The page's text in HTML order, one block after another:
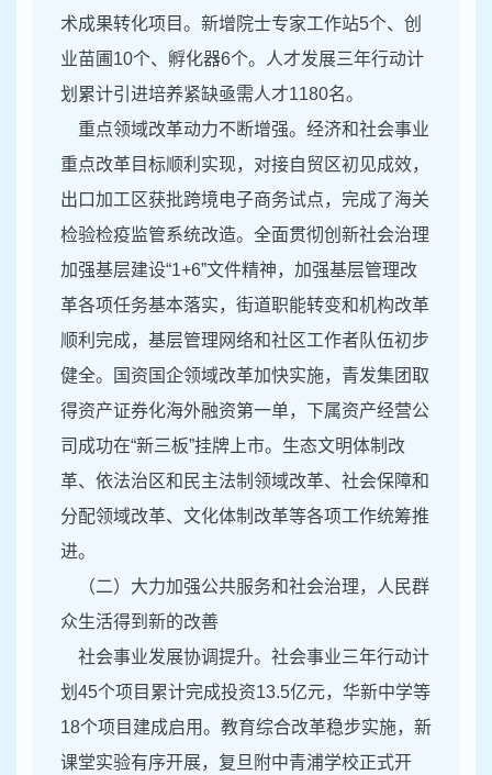
术成果转化项目。新增院士专家工作站5个、创
业苗圃10个、孵化器6个。人才发展三年行动计
划累计引进培养紧缺亟需人才1180名。
重点领域改革动力不断增强。经济和社会事业
重点改革目标顺利实现，对接自贸区初见成效，
出口加工区获批跨境电子商务试点，完成了海关
检验检疫监管系统改造。全面贯彻创新社会治理
加强基层建设“1+6”文件精神，加强基层管理改
革各项任务基本落实，街道职能转变和机构改革
顺利完成，基层管理网络和社区工作者队伍初步
健全。国资国企领域改革加快实施，青发集团取
得资产证券化海外融资第一单，下属资产经营公
司成功在“新三板”挂牌上市。生态文明体制改
革、依法治区和民主法制领域改革、社会保障和
分配领域改革、文化体制改革等各项工作统筹推
进。
（二）大力加强公共服务和社会治理，人民群
众生活得到新的改善
社会事业发展协调提升。社会事业三年行动计
划45个项目累计完成投资13.5亿元，华新中学等
18个项目建成启用。教育综合改革稳步实施，新
课堂实验有序开展，复旦附中青浦学校正式开